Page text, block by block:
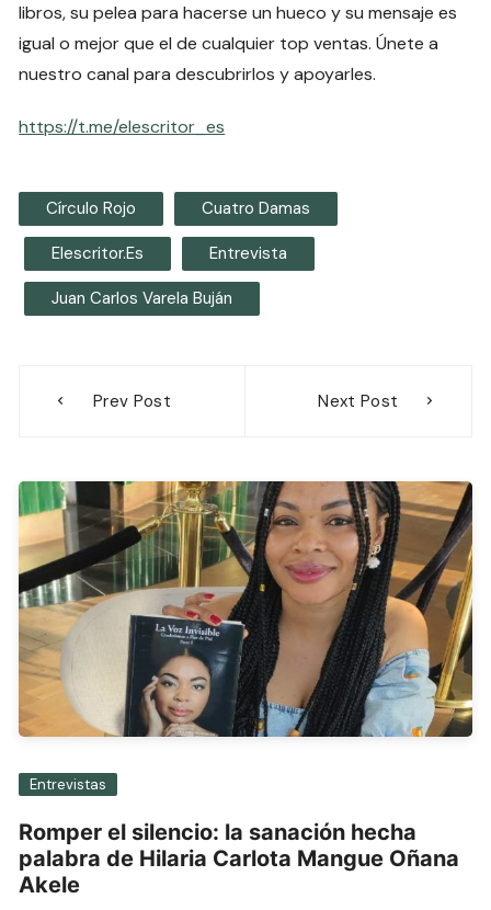
libros, su pelea para hacerse un hueco y su mensaje es
igual o mejor que el de cualquier top ventas. Únete a
nuestro canal para descubrirlos y apoyarles.
https://t.me/elescritor_es
Círculo Rojo Cuatro Damas
Elescritor.es Entrevista
Juan Carlos Varela Buján
Prev Post Next Post
Entrevistas
Romper el silencio: la sanación hecha
palabra de Hilaria Carlota Mangue Oñana
Akele